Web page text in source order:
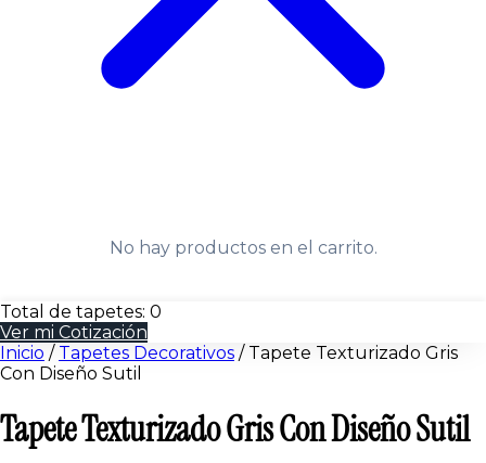
No hay productos en el carrito.
Total de tapetes: 0
Ver mi Cotización
Inicio / Tapetes Decorativos / Tapete Texturizado Gris
Con Diseño Sutil
Tapete Texturizado Gris Con Diseño Sutil